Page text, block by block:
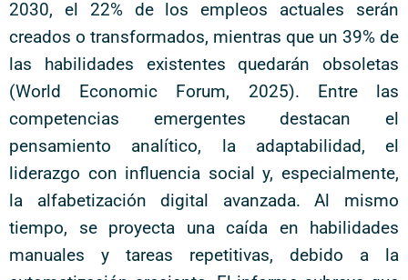
2030, el 22% de los empleos actuales serán
creados o transformados, mientras que un 39% de
las habilidades existentes quedarán obsoletas
(World Economic Forum, 2025). Entre las
competencias emergentes destacan el
pensamiento analítico, la adaptabilidad, el
liderazgo con influencia social y, especialmente,
la alfabetización digital avanzada. Al mismo
tiempo, se proyecta una caída en habilidades
manuales y tareas repetitivas, debido a la